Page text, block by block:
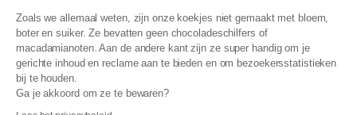
Zoals we allemaal weten, zijn onze koekjes niet gemaakt met bloem,
boter en suiker. Ze bevatten geen chocoladeschilfers of
macadamianoten. Aan de andere kant zijn ze super handig om je
gerichte inhoud en reclame aan te bieden en om bezoekersstatistieken
bij te houden.
Ga je akkoord om ze te bewaren?
Algemene verkoopsvoorwaarden
AV loyaliteitsprogramma
Beleid persoonsgegevens
Verklaring inzake toegankelijkheid